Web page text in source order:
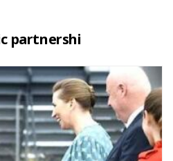
partnershi